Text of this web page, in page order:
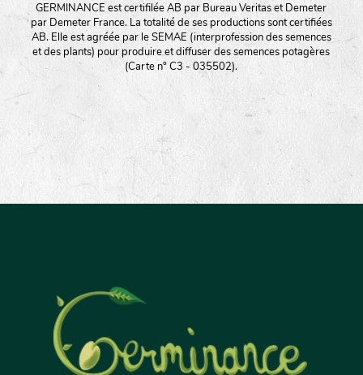
GERMINANCE est certifilée AB par Bureau Veritas et Demeter
par Demeter France. La totalité de ses productions sont certifiées
AB. Elle est agréée par le SEMAE (interprofession des semences
et des plants) pour produire et diffuser des semences potagères
(Carte n° C3 - 035502).